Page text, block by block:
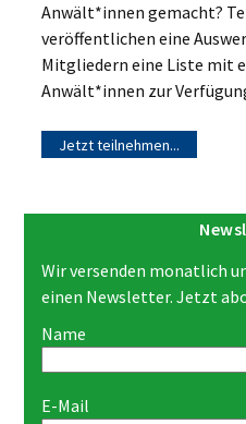
Anwält*innen gemacht?
veröffentlichen eine
Mitgliedern eine Liste mit
Anwält*innen zur
Jetzt teilnehmen...
Wir versenden monatlich
einen Newsletter. Jetzt
Name
E-Mail